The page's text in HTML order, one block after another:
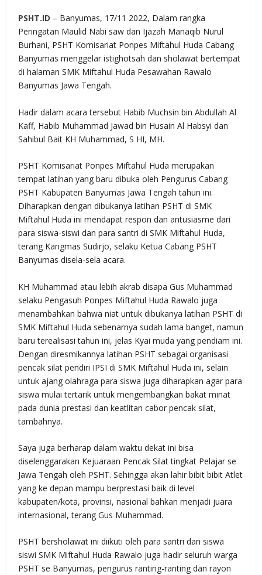
PSHT.ID – Banyumas, 17/11 2022, Dalam rangka
Peringatan Maulid Nabi saw dan Ijazah Manaqib Nurul
Burhani, PSHT Komisariat Ponpes Miftahul Huda Cabang
Banyumas menggelar istighotsah dan sholawat bertempat
di halaman SMK Miftahul Huda Pesawahan Rawalo
Banyumas Jawa Tengah.
Hadir dalam acara tersebut Habib Muchsin bin Abdullah Al
Kaff, Habib Muhammad Jawad bin Husain Al Habsyi dan
Sahibul Bait KH Muhammad, S HI, MH.
PSHT Komisariat Ponpes Miftahul Huda merupakan
tempat latihan yang baru dibuka oleh Pengurus Cabang
PSHT Kabupaten Banyumas Jawa Tengah tahun ini.
Diharapkan dengan dibukanya latihan PSHT di SMK
Miftahul Huda ini mendapat respon dan antusiasme dari
para siswa-siswi dan para santri di SMK Miftahul Huda,
terang Kangmas Sudirjo, selaku Ketua Cabang PSHT
Banyumas disela-sela acara.
KH Muhammad atau lebih akrab disapa Gus Muhammad
selaku Pengasuh Ponpes Miftahul Huda Rawalo juga
menambahkan bahwa niat untuk dibukanya latihan PSHT di
SMK Miftahul Huda sebenarnya sudah lama banget, namun
baru terealisasi tahun ini, jelas Kyai muda yang pendiam ini.
Dengan diresmikannya latihan PSHT sebagai organisasi
pencak silat pendiri IPSI di SMK Miftahul Huda ini, selain
untuk ajang olahraga para siswa juga diharapkan agar para
siswa mulai tertarik untuk mengembangkan bakat minat
pada dunia prestasi dan keatlitan cabor pencak silat,
tambahnya.
Saya juga berharap dalam waktu dekat ini bisa
diselenggarakan Kejuaraan Pencak Silat tingkat Pelajar se
Jawa Tengah oleh PSHT. Sehingga akan lahir bibit bibit Atlet
yang ke depan mampu berprestasi baik di level
kabupaten/kota, provinsi, nasional bahkan menjadi juara
internasional, terang Gus Muhammad.
PSHT bersholawat ini diikuti oleh para santri dan siswa
siswi SMK Miftahul Huda Rawalo juga hadir seluruh warga
PSHT se Banyumas, pengurus ranting-ranting dan rayon